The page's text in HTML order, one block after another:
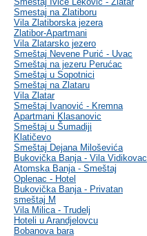
Smestaj na Zlatiboru
Vila Zlatiborska jezera
Zlatibor-Apartmani
Vila Zlatarsko jezero
Smeštaj Nevene Purić - Uvac
Smeštaj na jezeru Perućac
Smeštaj u Sopotnici
Smeštaj na Zlataru
Vila Zlatar
Smeštaj Ivanović - Kremna
Apartmani Klasanovic
Smeštaj u Šumadiji
Klatičevo
Smeštaj Dejana Miloševića
Bukovička Banja - Vila Vidikovac
Atomska Banja - Smeštaj
Oplenac - Hotel
Bukovička Banja - Privatan
smeštaj M
Vila Milica - Trudelj
Hoteli u Arandjelovcu
Bobanova bara